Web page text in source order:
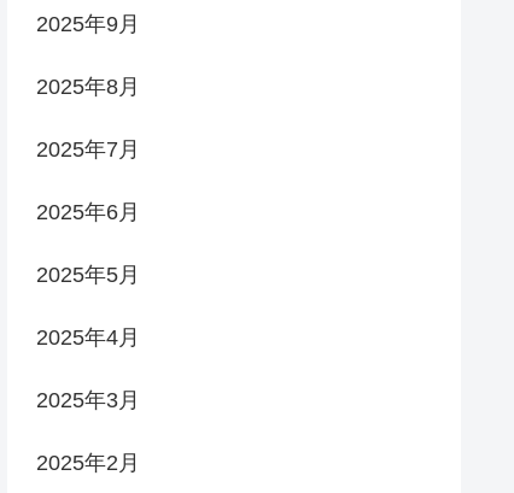
2025年9月
2025年8月
2025年7月
2025年6月
2025年5月
2025年4月
2025年3月
2025年2月